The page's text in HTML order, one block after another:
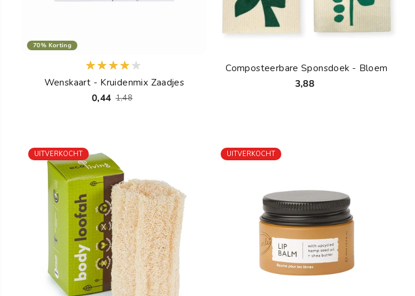
70% Korting
Wenskaart - Kruidenmix Zaadjes
0,44 1,48
Composteerbare Sponsdoek - Bloem
3,88
UITVERKOCHT UITVERKOCHT